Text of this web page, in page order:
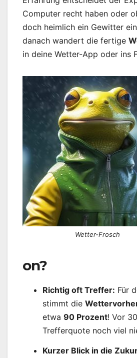
Computer recht haben oder
doch heimlich ein Gewitter
danach wandert die fertige
in deine Wetter-App oder ins
Wetter-Frosch
on?
Richtig oft Treffer: Für
stimmt die
etwa 90 Prozent! Vor
Trefferquote noch viel
Kurzer Blick in die